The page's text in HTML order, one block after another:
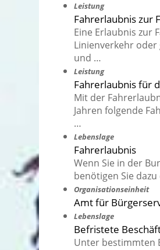
Leistung
Fahrerlaubnis zur
Eine Erlaubnis zur
Linienverkehr
und …
Leistung
Fahrerlaubnis für
Mit der
Jahren folgende
…
Lebenslage
Fahrerlaubnis
Wenn Sie in der
benötigen Sie
Organisationseinheit
Amt für
Lebenslage
Befristete
Unter bestimmten